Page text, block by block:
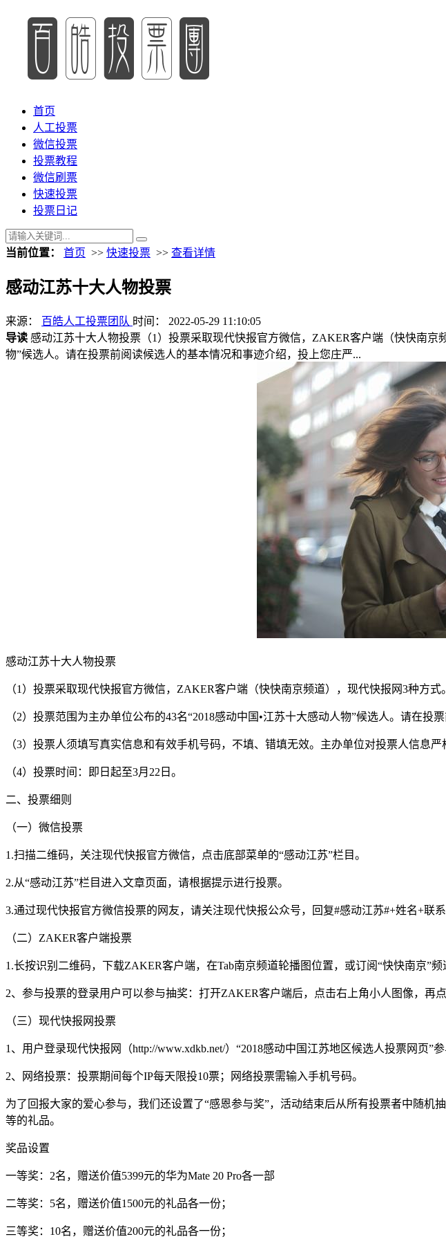
首页
人工投票
微信投票
投票教程
微信刷票
快速投票
投票日记
当前位置： 首页 >> 快速投票 >> 查看详情
感动江苏十大人物投票
来源： 百皓人工投票团队 时间： 2022-05-29 11:10:05
导读 感动江苏十大人物投票（1）投票采取现代快报官方微信，ZAKER客户端（快快南京
物”候选人。请在投票前阅读候选人的基本情况和事迹介绍，投上您庄严...
感动江苏十大人物投票
（1）投票采取现代快报官方微信，ZAKER客户端（快快南京频道），现代快报网3种方式。
（2）投票范围为主办单位公布的43名“2018感动中国•江苏十大感动人物”候选人。请在投
（3）投票人须填写真实信息和有效手机号码，不填、错填无效。主办单位对投票人信息严
（4）投票时间：即日起至3月22日。
二、投票细则
（一）微信投票
1.扫描二维码，关注现代快报官方微信，点击底部菜单的“感动江苏”栏目。
2.从“感动江苏”栏目进入文章页面，请根据提示进行投票。
3.通过现代快报官方微信投票的网友，请关注现代快报公众号，回复#感动江苏#+姓名+联系
（二）ZAKER客户端投票
1.长按识别二维码，下载ZAKER客户端，在Tab南京频道轮播图位置，或订阅“快快南京”频
2、参与投票的登录用户可以参与抽奖：打开ZAKER客户端后，点击右上角小人图像，再
（三）现代快报网投票
1、用户登录现代快报网（http://www.xdkb.net/）“2018感动中国江苏地区候选人投票网页”参
2、网络投票：投票期间每个IP每天限投10票；网络投票需输入手机号码。
为了回报大家的爱心参与，我们还设置了“感恩参与奖”，活动结束后从所有投票者中随机
等的礼品。
奖品设置
一等奖：2名，赠送价值5399元的华为Mate 20 Pro各一部
二等奖：5名，赠送价值1500元的礼品各一份；
三等奖：10名，赠送价值200元的礼品各一份；